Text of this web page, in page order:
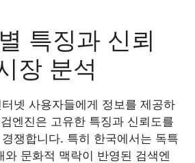
특징과 신뢰
장 분석
넷 사용자들에게 정보를 제공하
엔진은 고유한 특징과 신뢰도를
쟁합니다. 특히 한국에서는 독특
와 문화적 맥락이 반영된 검색엔